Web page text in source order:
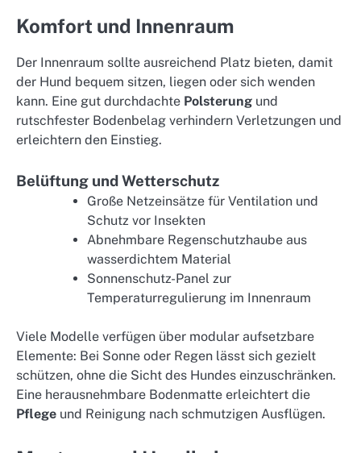
Komfort und Innenraum
Der Innenraum sollte ausreichend Platz bieten, damit
der Hund bequem sitzen, liegen oder sich wenden
kann. Eine gut durchdachte Polsterung und
rutschfester Bodenbelag verhindern Verletzungen und
erleichtern den Einstieg.
Belüftung und Wetterschutz
Große Netzeinsätze für Ventilation und
Schutz vor Insekten
Abnehmbare Regenschutzhaube aus
wasserdichtem Material
Sonnenschutz-Panel zur
Temperaturregulierung im Innenraum
Viele Modelle verfügen über modular aufsetzbare
Elemente: Bei Sonne oder Regen lässt sich gezielt
schützen, ohne die Sicht des Hundes einzuschränken.
Eine herausnehmbare Bodenmatte erleichtert die
Pflege und Reinigung nach schmutzigen Ausflügen.